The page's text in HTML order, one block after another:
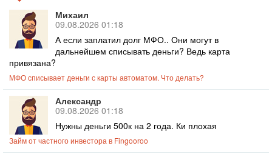
Михаил
09.08.2026 01:18
А если заплатил долг МФО.. Они могут в
дальнейшем списывать деньги? Ведь карта
привязана?
МФО списывает деньги с карты автоматом. Что делать?
Александр
09.08.2026 01:18
Нужны деньги 500к на 2 года. Ки плохая
Займ от частного инвестора в Fingooroo